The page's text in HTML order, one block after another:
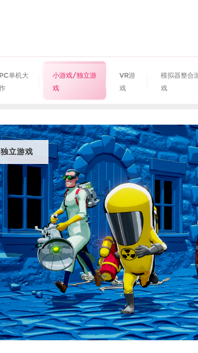
PC单机大
小游戏/独立游
戏
VR游
戏
模拟器整合
戏
立游戏